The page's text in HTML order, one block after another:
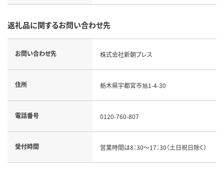
返礼品に関するお問い合わせ先
お問い合わせ先 株式会社新朝プレス
住所 栃木県宇都宮市旭1-4-30
電話番号 0120-760-807
受付時間 営業時間は8：30～17：30（土日祝日除く）